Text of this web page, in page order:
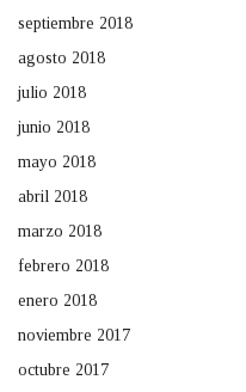
septiembre 2018
agosto 2018
julio 2018
junio 2018
mayo 2018
abril 2018
marzo 2018
febrero 2018
enero 2018
noviembre 2017
octubre 2017